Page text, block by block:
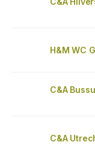
H&M WC
C&A
C&A